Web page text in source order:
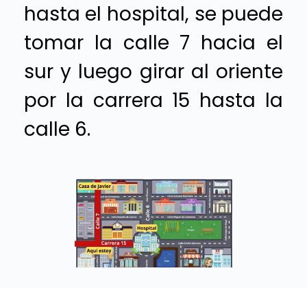
hasta el hospital, se puede
tomar la calle 7 hacia el
sur y luego girar al oriente
por la carrera 15 hasta la
calle 6.